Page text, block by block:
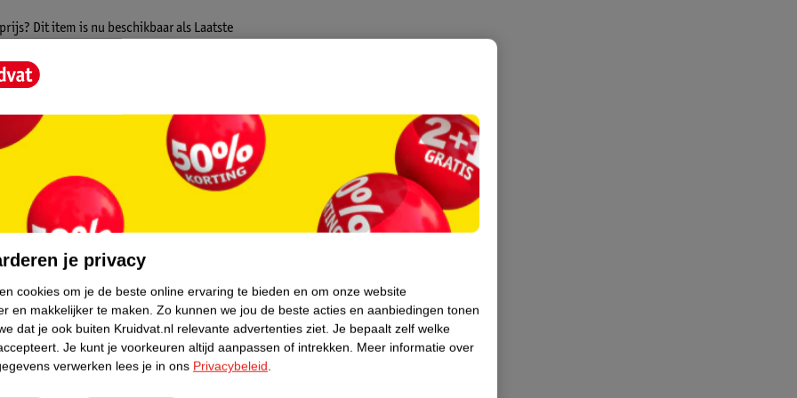
Dit item is nu beschikbaar als Laatste
is, dus de échte liefhebber moet
bieden wij alleen online aan. Het is niet
hieronder verder.
of een dutje doen. De Box Patryk is
de stoere uitstraling aan deze box en
is verstelbaar, dus wanneer jouw
in op te bergen!
natuurlijk materiaal kunnen er altijd
oneffenheden en knoesten zichtbaar.
je privacy
cookies om je de beste online ervaring te bieden en om onze website
en makkelijker te maken. Zo kunnen we jou de beste acties en aanbiedingen tonen
dat je ook buiten Kruidvat.nl relevante advertenties ziet. Je bepaalt zelf welke
Je kunt je voorkeuren altijd aanpassen of intrekken. Meer informatie over
verwerken lees je in ons Privacybeleid.